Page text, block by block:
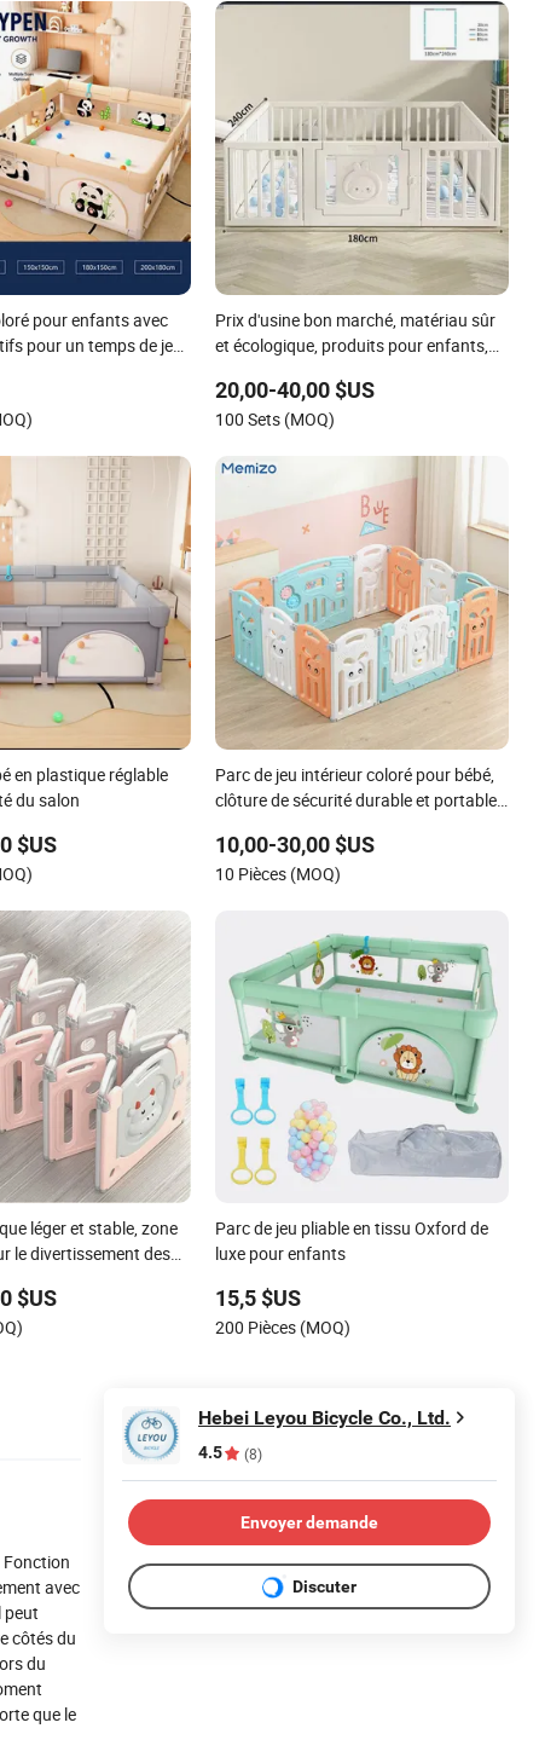
pour enfants avec
pour un temps de jeu
Prix d'usine bon marché, matériau sûr
et écologique, produits pour enfants,
enfants
20,00-40,00 $US
100 Sets (MOQ)
en plastique réglable
du salon
$US
Parc de jeu intérieur coloré pour bébé,
clôture de sécurité durable et portable,
10,00-30,00 $US
10 Pièces (MOQ)
léger et stable, zone
le divertissement des
$US
Parc de jeu pliable en tissu Oxford de
luxe pour enfants
15,5 $US
200 Pièces (MOQ)
Fonction
avec
peut
côtés du
du
que le
Hebei Leyou Bicycle Co., Ltd.
4.5 (8)
Envoyer demande
Discuter